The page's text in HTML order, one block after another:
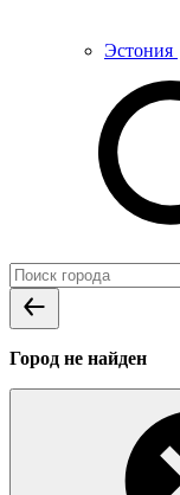
Эстония
Город не найден